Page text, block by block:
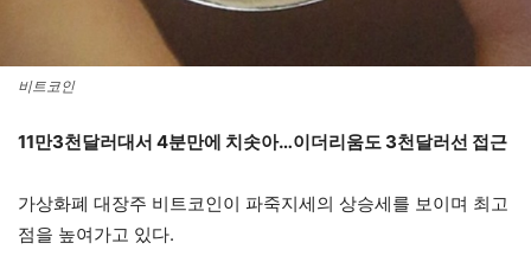
비트코인
11만3천달러대서 4분만에 치솟아…이더리움도 3천달러선 접근
가상화폐 대장주 비트코인이 파죽지세의 상승세를 보이며 최고
점을 높여가고 있다.